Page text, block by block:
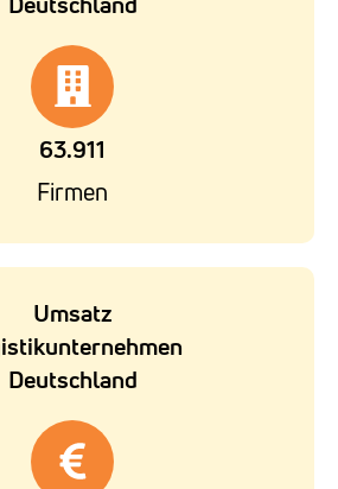
63.911
Firmen
Umsatz
Deutschland